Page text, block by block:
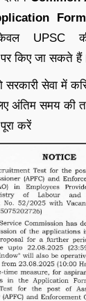
Form
UPSC की
किए जा सकते
सरकारी सेवा में
अंतिम समय की
करें